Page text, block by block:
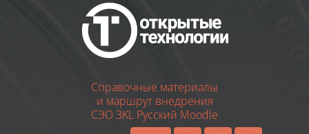
Перейти к основному содержанию
Справочные материалы
и маршрут внедрения
СЭО 3KL Русский Moodle